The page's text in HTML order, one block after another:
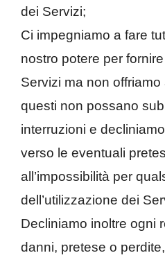
dei Servizi;
Ci impegniamo a fare
nostro potere per
Servizi ma non
questi non possano
interruzioni e
verso le eventuali
all’impossibilità per
dell’utilizzazione dei
Decliniamo inoltre ogni
danni, pretese o